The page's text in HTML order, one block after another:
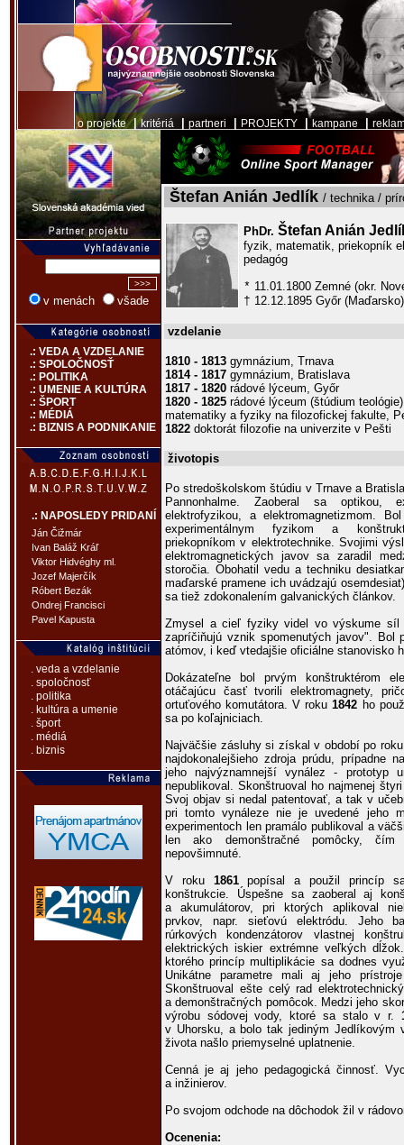
o projekte|kritériá partneri PROJEKTY kampane
v menách všade
.: VEDA A VZDELANIE
.: SPOLOČNOSŤ
.: POLITIKA
.: UMENIE A KULTÚRA
.: ŠPORT
.: MÉDIÁ
.: BIZNIS A PODNIKANIE
.: NAPOSLEDY PRIDANÍ
Ján Čižmár
Ivan Baláž Kráľ
Viktor Hidvéghy ml.
Jozef Majerčík
Róbert Bezák
Ondrej Francisci
Pavel Kapusta
. veda a vzdelanie
. spoločnosť
. politika
. kultúra a umenie
. šport
. médiá
. biznis
Štefan Anián Jedlík / technika /
PhDr. Štefan Anián
fyzik, matematik, priekopník
pedagóg
* 11.01.1800 Zemné (okr.
† 12.12.1895 Győr (Maďarsko)
vzdelanie
1810 - 1813 gymnázium, Trnava
1814 - 1817 gymnázium, Bratislava
1817 - 1820 rádové lýceum, Győr
1820 - 1825 rádové lýceum (štúdium
matematiky a fyziky na filozofickej fakulte,
1822 doktorát filozofie na univerzite v Pešti
životopis
Po stredoškolskom štúdiu v Trnave a
Pannonhalme. Zaoberal sa optikou,
elektrofyzikou, a elektromagnetizmom.
experimentálnym fyzikom a
priekopníkom v elektrotechnike. Svojimi
elektromagnetických javov sa zaradil
storočia. Obohatil vedu a techniku
maďarské pramene ich uvádzajú
sa tiež zdokonalením galvanických článkov.
Zmysel a cieľ fyziky videl vo výskume síl
zapríčiňujú vznik spomenutých javov". Bol
atómov, i keď vtedajšie oficiálne stanovisko
Dokázateľne bol prvým konštruktérom
otáčajúcu časť tvorili elektromagnety,
ortuťového komutátora. V roku1842 ho
sa po koľajniciach.
Najväčšie zásluhy si získal v období po
najdokonalejšieho zdroja prúdu, prípadne
jeho najvýznamnejší vynález - prototyp
nepublikoval. Skonštruoval ho najmenej
Svoj objav si nedal patentovať, a tak v
pri tomto vynáleze nie je uvedené jeho
experimentoch len pramálo publikoval a
len ako demonštračné pomôcky,
nepovšimnuté.
V roku 1861popísal a použil princíp
konštrukcie. Úspešne sa zaoberal aj
a akumulátorov, pri ktorých aplikoval
prvkov, napr. sieťovú elektródu. Jeho
rúrkových kondenzátorov vlastnej
elektrických iskier extrémne veľkých
ktorého princíp multiplikácie sa dodnes
Unikátne parametre mali aj jeho
Skonštruoval ešte celý rad
a demonštračných pomôcok. Medzi jeho
výrobu sódovej vody, ktoré sa stalo v r.
v Uhorsku, a bolo tak jediným Jedlíkovým
života našlo priemyselné uplatnenie.
Cenná je aj jeho pedagogická činnosť.
a inžinierov.
Po svojom odchode na dôchodok žil v
Ocenenia: